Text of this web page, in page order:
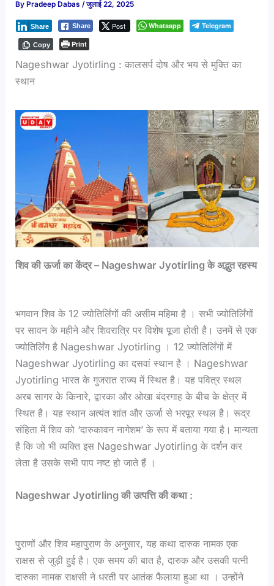
By Pradeep Dabas/जुलाई 22, 2025
Share Post
Share Whatsapp Telegram
Copy Print
Nageshwar Jyotirling : कालसर्प दोष और भय से मुक्ति का
स्थान
शिव की ऊर्जा का केंद्र – Nageshwar Jyotirling के अद्भुत रहस्य
भगवान शिव के 12 ज्योतिर्लिंगों की असीम महिमा है । सभी ज्योतिर्लिंगों
पर सावन के महीने और शिवरात्रि पर विशेष पूजा होती है। उनमें से एक
ज्योतिर्लिंग है Nageshwar Jyotirling । 12 ज्योतिर्लिंगों में
Nageshwar Jyotirling का दसवां स्थान है । Nageshwar
Jyotirling भारत के गुजरात राज्य में स्थित है। यह पवित्र स्थल
अरब सागर के किनारे, द्वारका और ओखा बंदरगाह के बीच के क्षेत्र में
स्थित है। यह स्थान अत्यंत शांत और ऊर्जा से भरपूर स्थल है। रूद्र
संहिता में शिव को ‘दारुकावन नागेशम’ के रूप में बताया गया है। मान्यता
है कि जो भी व्यक्ति इस Nageshwar Jyotirling के दर्शन कर
लेता है उसके सभी पाप नष्ट हो जाते हैं ।
Nageshwar Jyotirling की उत्पत्ति की कथा :
पुराणों और शिव महापुराण के अनुसार, यह कथा दारुक नामक एक
राक्षस से जुड़ी हुई है। एक समय की बात है, दारुक और उसकी पत्नी
दारुका नामक राक्षसी ने धरती पर आतंक फैलाया हुआ था । उन्होंने